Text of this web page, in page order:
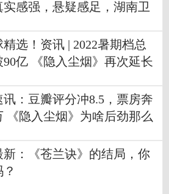
实感强，悬疑感足，湖南卫
选！资讯 | ​2022暑期档总
90亿 《隐入尘烟》再次延长
讯：豆瓣评分冲8.5，票房奔
《隐入尘烟》为啥后劲那么
新：《苍兰诀》的结局，你